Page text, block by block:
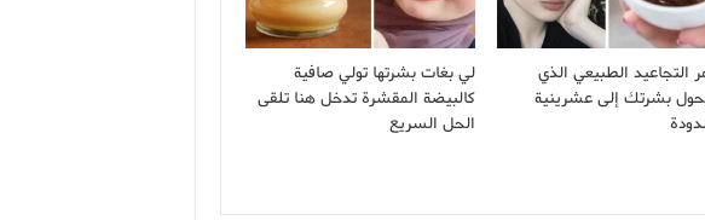
التجاعيد الطبيعي الذي
بشرتك إلى عشرينية
لي بغات بشرتها تولي صافية
كالبيضة المقشرة تدخل هنا تلقى
الحل السريع